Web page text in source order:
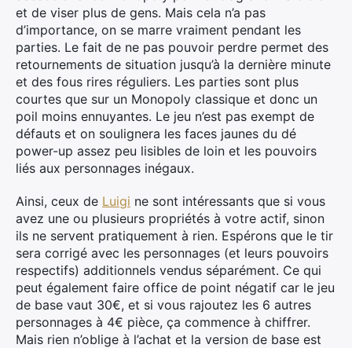
et de viser plus de gens. Mais cela n’a pas
d’importance, on se marre vraiment pendant les
parties. Le fait de ne pas pouvoir perdre permet des
retournements de situation jusqu’à la dernière minute
et des fous rires réguliers. Les parties sont plus
courtes que sur un Monopoly classique et donc un
poil moins ennuyantes. Le jeu n’est pas exempt de
défauts et on soulignera les faces jaunes du dé
power-up assez peu lisibles de loin et les pouvoirs
liés aux personnages inégaux.
Ainsi, ceux de Luigi ne sont intéressants que si vous
avez une ou plusieurs propriétés à votre actif, sinon
ils ne servent pratiquement à rien. Espérons que le tir
sera corrigé avec les personnages (et leurs pouvoirs
respectifs) additionnels vendus séparément. Ce qui
peut également faire office de point négatif car le jeu
de base vaut 30€, et si vous rajoutez les 6 autres
personnages à 4€ pièce, ça commence à chiffrer.
Mais rien n’oblige à l’achat et la version de base est
Rechercher
: